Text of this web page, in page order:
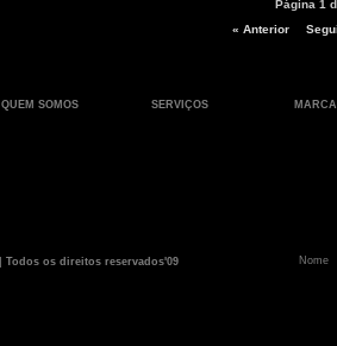
Página 1
« Anterior
QUEM SOMOS SERVIÇOS
| Todos os direitos reservados'09